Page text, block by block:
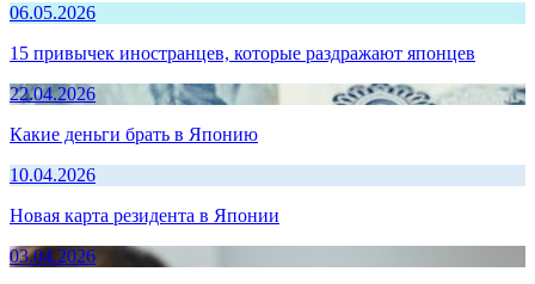
06.05.2026
15 привычек иностранцев, которые раздражают японцев
22.04.2026
Какие деньги брать в Японию
10.04.2026
Новая карта резидента в Японии
03.04.2026